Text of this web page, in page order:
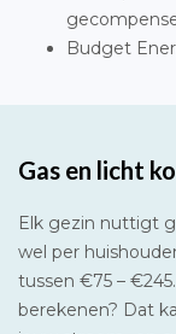
Budget
Gas en licht
Elk gezin nuttigt
wel per
tussen €75 –
berekenen? Dat